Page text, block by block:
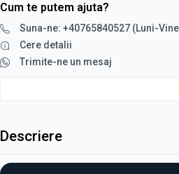
Cum te putem ajuta?
Suna-ne: +40765840527 (Luni-
Cere detalii
Trimite-ne un mesaj
Descriere